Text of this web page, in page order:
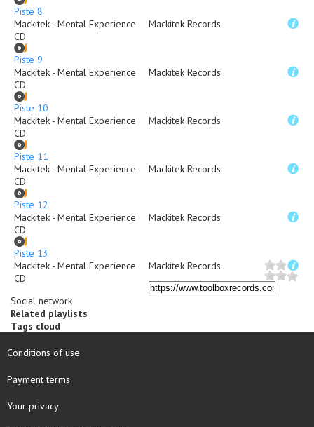
Piste 8
Mackitek - Mental Experience
CD
Mackitek Records
Piste 9
Mackitek - Mental Experience
CD
Mackitek Records
Piste 10
Mackitek - Mental Experience
CD
Mackitek Records
Piste 11
Mackitek - Mental Experience
CD
Mackitek Records
Piste 12
Mackitek - Mental Experience
CD
Mackitek Records
Piste 13
Mackitek - Mental Experience
CD
Mackitek Records
Social network
Related playlists
Tags cloud
Conditions of use
Payment terms
Your privacy